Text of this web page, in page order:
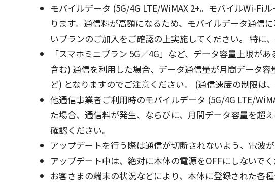
モバイルデータ (5G/4G LTE/WiMAX 2+。 モバイルWi-Fiル
ります。通信料が高額になるため、 モバイルデータ通信
いプランのご加入をご確認の上実施 してください。 特に
「スマホミニプラン 5G／4G」など、 データ容量上限があ
含む)通信を利用 した場合、 データ通信量が月間データ容
ど) となりますのでご注意ください。 (通信速度の制限は、
他通信事業者ご利用時のモバイルデータ (5G/4G LTE/
た場合、通信料が発生、ならびに、 月間データ容量を超
確認ください。
アップデートを行う際は通信が切断されないよう、 電波
アップデート中は、絶対に本体の電源をOFFにしないで
お客さまの端末の状況などにより、本体に登録された各種